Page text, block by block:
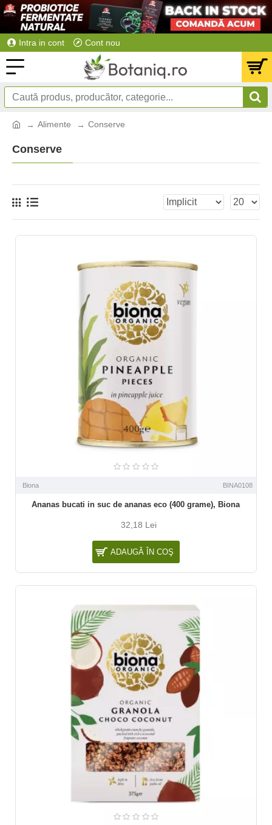
Intra in cont Cont nou
Alimente Conserve
Conserve
Biona BINA0108
Ananas bucati in suc de ananas eco (400 grame), Biona
32,18 Lei
ADAUGĂ ÎN COŞ